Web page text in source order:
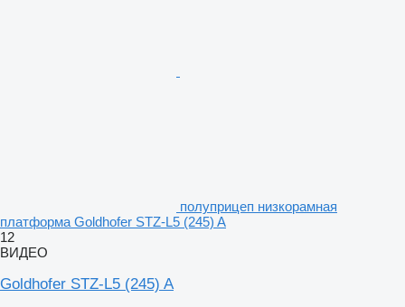
полуприцеп низкорамная
платформа Goldhofer STZ-L5 (245) A
12
ВИДЕО
Goldhofer STZ-L5 (245) A